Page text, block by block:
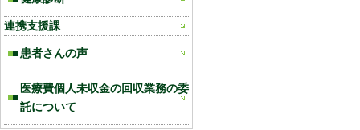
連携支援課
患者さんの声
医療費個人未収金の回収業務の委
託について